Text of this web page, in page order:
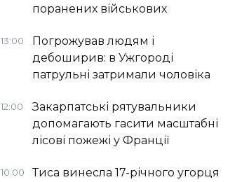
поранених військових
13:00
Погрожував людям і
дебоширив: в Ужгороді
патрульні затримали чоловіка
12:00
Закарпатські рятувальники
допомагають гасити масштабні
лісові пожежі у Франції
10:00
Тиса винесла 17-річного угорця